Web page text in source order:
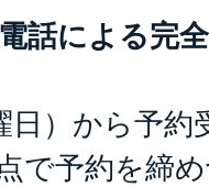
話による完
日）から予約
で予約を締